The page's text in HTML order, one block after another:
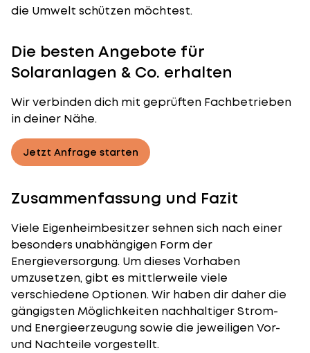
die Umwelt schützen möchtest.
Die besten Angebote für
Solaranlagen & Co. erhalten
Wir verbinden dich mit geprüften Fachbetrieben
in deiner Nähe.
Jetzt Anfrage starten
Zusammenfassung und Fazit
Viele Eigenheimbesitzer sehnen sich nach einer
besonders unabhängigen Form der
Energieversorgung. Um dieses Vorhaben
umzusetzen, gibt es mittlerweile viele
verschiedene Optionen. Wir haben dir daher die
gängigsten Möglichkeiten nachhaltiger Strom-
und Energieerzeugung sowie die jeweiligen Vor-
und Nachteile vorgestellt.